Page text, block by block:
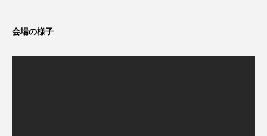
メテオ
コンタクトジャグリング マイナージャグリング
会場の様子